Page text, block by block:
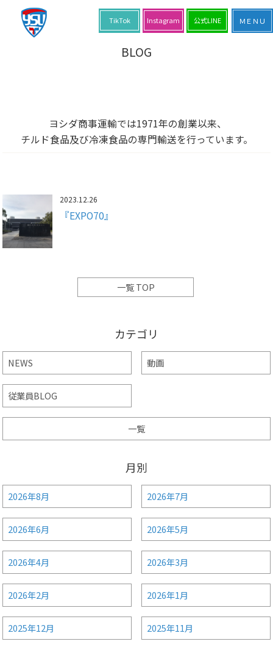
BLOG
ヨシダ商事運輸では1971年の創業以来、
チルド食品及び冷凍食品の専門輸送を行っています。
2023.12.26
『EXPO70』
一覧 TOP
カテゴリ
NEWS 動画
従業員BLOG
一覧
月別
2026年8月 2026年7月
2026年6月 2026年5月
2026年4月 2026年3月
2026年2月 2026年1月
2025年12月 2025年11月
公式LINE
Instagram
TikTok